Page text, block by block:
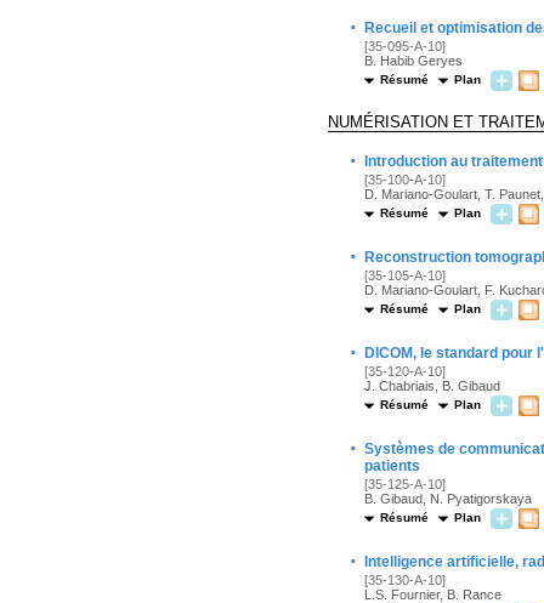
· Recueil et optimisation
[35-095-A-10]
B. Habib Geryes
Résumé Plan
NUMÉRISATION ET
· Introduction au
[35-100-A-10]
D. Mariano-Goulart, T.
Résumé Plan
· Reconstruction
[35-105-A-10]
D. Mariano-Goulart, F.
Résumé Plan
· DICOM, le standard pour
[35-120-A-10]
J. Chabriais, B. Gibaud
Résumé Plan
· Systèmes de
patients
[35-125-A-10]
B. Gibaud, N. Pyatigorskaya
Résumé Plan
· Intelligence artificielle,
[35-130-A-10]
L.S. Fournier, B. Rance